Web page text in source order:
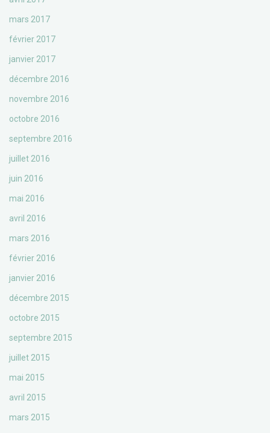
mars 2017
février 2017
janvier 2017
décembre 2016
novembre 2016
octobre 2016
septembre 2016
juillet 2016
juin 2016
mai 2016
avril 2016
mars 2016
février 2016
janvier 2016
décembre 2015
octobre 2015
septembre 2015
juillet 2015
mai 2015
avril 2015
mars 2015